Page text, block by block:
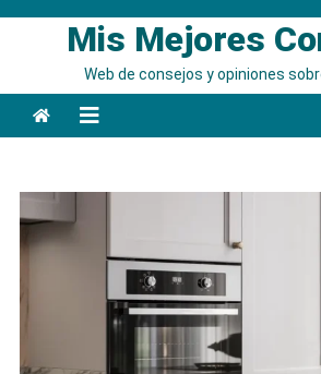
Mis Mejores
Web de consejos y opiniones